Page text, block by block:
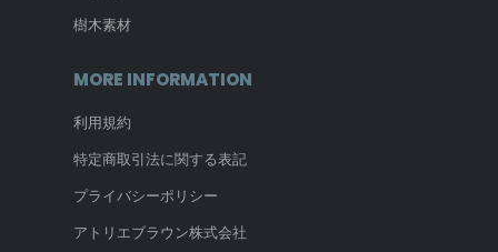
樹木素材
MORE INFORMATION
利用規約
特定商取引法に関する表記
プライバシーポリシー
アトリエブラウン株式会社